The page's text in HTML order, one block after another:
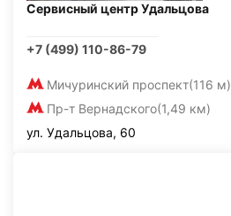
Сервисный центр Удальцова
+7 (499) 110-86-79
Мичуринский проспект(116 м)
Пр-т Вернадского(1,49 км)
ул. Удальцова, 60